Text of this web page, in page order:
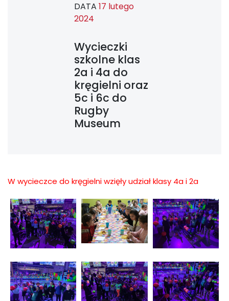
DATA 17 lutego
2024
Wycieczki
szkolne klas
2a i 4a do
kręgielni oraz
5c i 6c do
Rugby
Museum
W wycieczce do kręgielni wzięły udział klasy 4a i 2a